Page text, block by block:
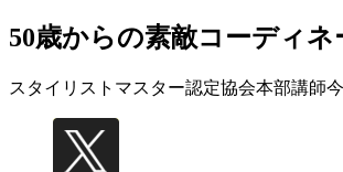
50歳からの素敵コーディネ
スタイリストマスター認定協会本部講師